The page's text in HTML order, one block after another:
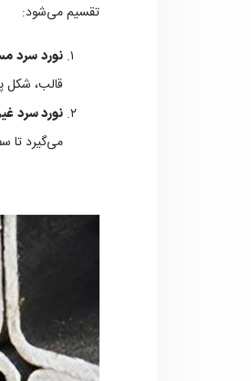
تقسیم می‌شود:
نورد سرد
قالب، شکل
نورد سرد
می‌گیرد تا